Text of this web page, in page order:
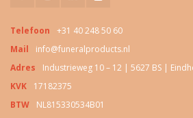
Telefoon
+31 40 248 50 60
Mail
info@funeralproducts.nl
Adres
Industrieweg 10 – 12 | 5627 BS |
KVK
17182375
BTW
NL815330534B01